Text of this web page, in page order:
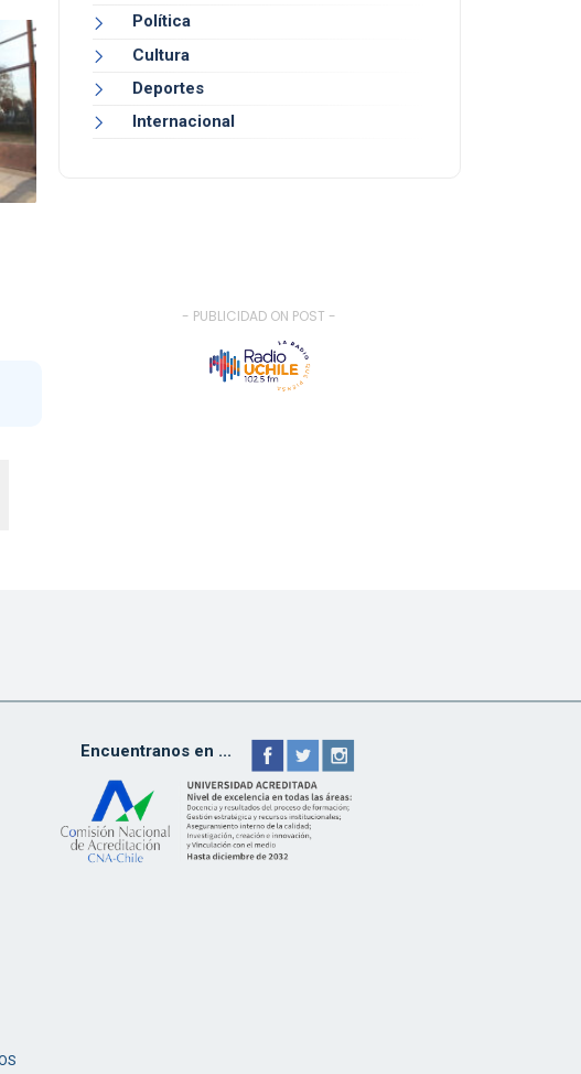
Política
Cultura
Deportes
Internacional
- PUBLICIDAD ON POST -
Encuentranos en ...